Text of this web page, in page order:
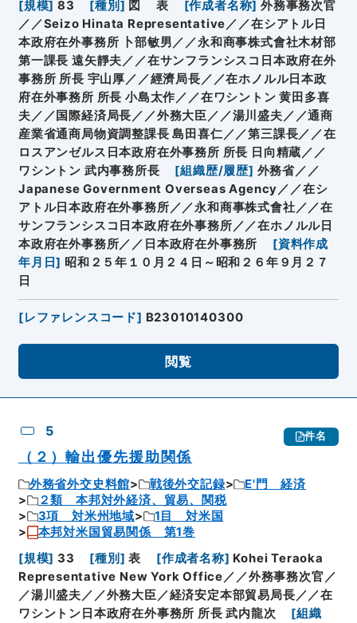
[規模] 83 [種別 ] 図 表 [作成者名称] 外務事務次官
／／Seizo Hinata Representative／／在シアトル日
本政府在外事務所 卜部敏男／／永和商事株式會社木材部
第一課長 遠矢靜夫／／在サンフランシスコ日本政府在外
事務所 所長 宇山厚／／經濟局長／／在ホノルル日本政
府在外事務所 所長 小島太作／／在ワシントン 黄田多喜
夫／／国際経済局長／／外務大臣／／湯川盛夫／／通商
産業省通商局物資調整課長 島田喜仁／／第三課長／／在
ロスアンゼルス日本政府在外事務所 所長 日向精蔵／／
ワシントン 武内事務所長
[組織歴/履歴] 外務省／／
Japanese Government Overseas Agency／／在シ
アトル日本政府在外事務所／／永和商事株式會社／／在
サンフランシスコ日本政府在外事務所／／在ホノルル日
本政府在外事務所／／日本政府在外事務所
[資料作成
年月日] 昭和２５年１０月２４日～昭和２６年９月２７
日
[レファレンスコード] B23010140300
閲覧
5 件名
（２）輸出優先援助関係
外務省外交史料館 戦後外交記録
E'門 経済
２類 本邦対外経済、貿易、関税
3項 対米州地域
1目 対米国
本邦対米国貿易関係 第1巻
[規模] 33 [種別 ] 表 [作成者名称] Kohei Teraoka
Representative New York Office／／外務事務次官／
／湯川盛夫／／外務大臣／経済安定本部貿易局長／／在
ワシントン日本政府在外事務所 所長 武内龍次
[組織